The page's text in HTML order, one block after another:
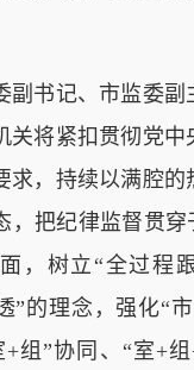
书记、市监委副
关将紧扣贯彻党中
求，持续以满腔的
，把纪律监督贯穿
，树立“全过程
”的理念，强化“
+组”协同、“室+